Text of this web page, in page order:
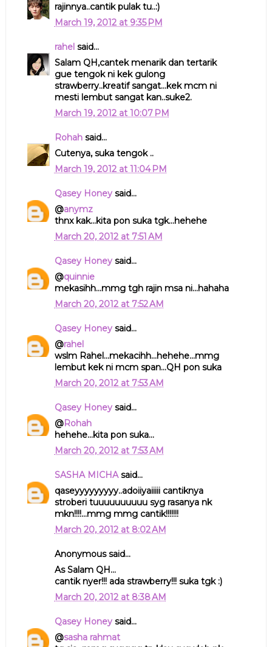
rajinnya..cantik pulak tu..:)
March 19, 2012 at 9:35 PM
rahelsaid...
Salam QH,cantek menarik dan tertarik
gue tengok ni kek gulong
strawberry..kreatif sangat...kek mcm ni
mesti lembut sangat kan..suke2.
March 19, 2012 at 10:07 PM
Rohahsaid...
Cutenya, suka tengok ..
March 19, 2012 at 11:04 PM
Qasey Honeysaid...
@anymz
thnx kak...kita pon suka tgk...hehehe
March 20, 2012 at 7:51 AM
Qasey Honeysaid...
@quinnie
mekasihh...mmg tgh rajin msa ni...hahaha
March 20, 2012 at 7:52 AM
Qasey Honeysaid...
@rahel
wslm Rahel...mekacihh...hehehe...mmg
lembut kek ni mcm span...QH pon suka
March 20, 2012 at 7:53 AM
Qasey Honeysaid...
@Rohah
hehehe...kita pon suka...
March 20, 2012 at 7:53 AM
SASHA MICHAsaid...
qaseyyyyyyyyy..adoiiyaiiiii cantiknya
stroberi tuuuuuuuuuu syg rasanya nk
mkn!!!!...mmg mmg cantik!!!!!!!
March 20, 2012 at 8:02 AM
Anonymous said...
As Salam QH...
cantik nyer!!! ada strawberry!!! suka tgk :)
March 20, 2012 at 8:38 AM
Qasey Honeysaid...
@sasha rahmat